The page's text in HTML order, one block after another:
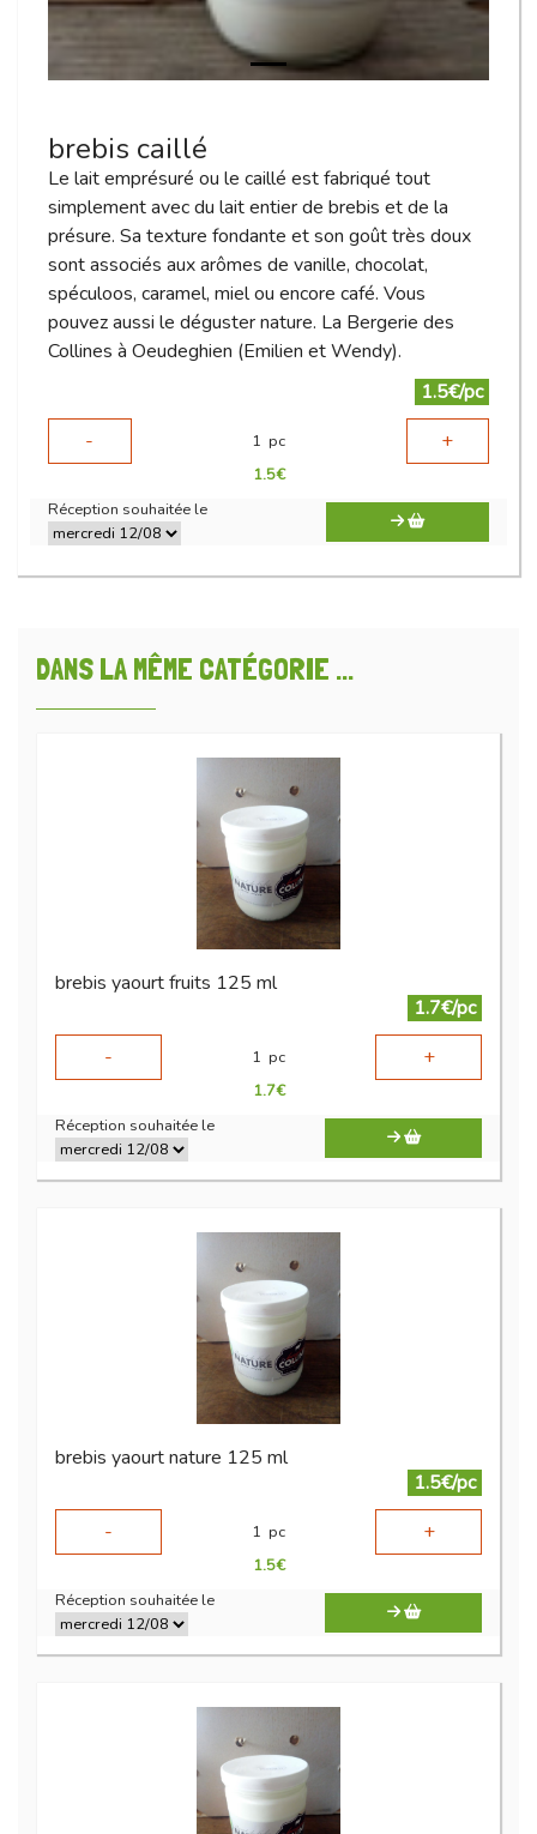
brebis caillé
Le lait emprésuré ou le caillé est fabriqué tout
simplement avec du lait entier de brebis et de la
présure. Sa texture fondante et son goût très doux
sont associés aux arômes de vanille, chocolat,
spéculoos, caramel, miel ou encore café. Vous
pouvez aussi le déguster nature. La Bergerie des
Collines à Oeudeghien (Emilien et Wendy).
1.5€/pc
-
1 pc +
1.5€
Réception souhaitée le
DANS LA MÊME CATÉGORIE ...
brebis yaourt fruits 125 ml
1.7€/pc
-
1 pc +
1.7€
Réception souhaitée le
brebis yaourt nature 125 ml
1.5€/pc
-
1 pc +
1.5€
Réception souhaitée le